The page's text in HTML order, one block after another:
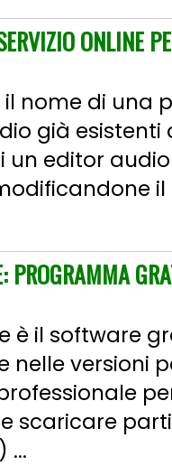
ONLINE
il nome di
già
un editor
PROGRAMMA
è il software
nelle versioni
scaricare
...